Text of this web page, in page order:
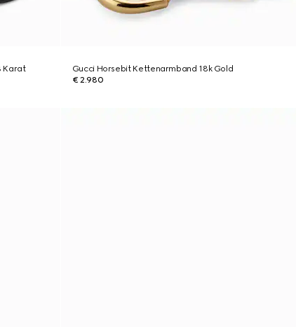
Karat
Gucci Horsebit Kettenarmband 18k Gold
€ 2.980